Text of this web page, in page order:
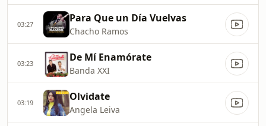
03:27 Para Que un Día Vuelvas
Chacho Ramos
03:23 De Mí Enamórate
Banda XXI
03:19 Olvidate
Angela Leiva